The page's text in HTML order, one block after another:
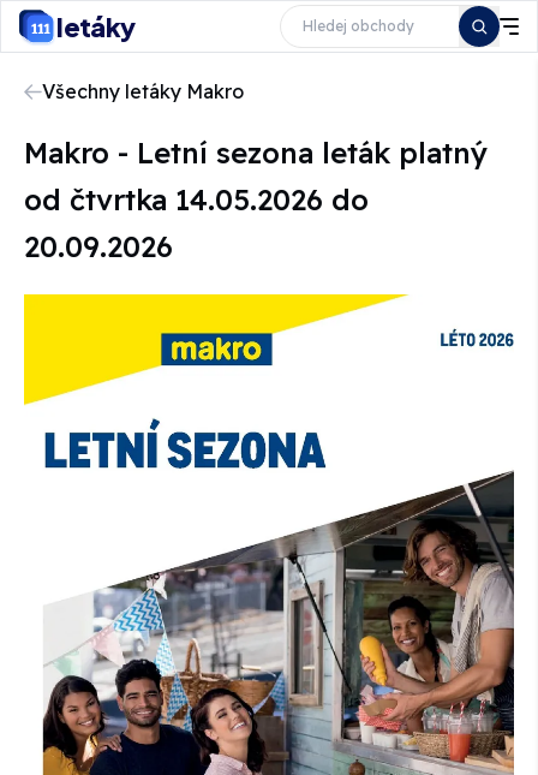
letáky
Všechny letáky Makro
Makro - Letní sezona leták platný
od čtvrtka 14.05.2026 do
20.09.2026